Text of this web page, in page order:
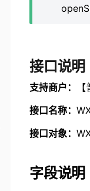
接口说明
支持商户：
接口名称：
接口对象：
字段说明